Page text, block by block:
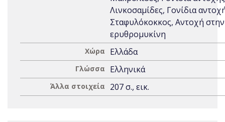
Λινκοσαμίδες, Γονίδια
Σταφυλόκοκκος, Αντοχή στην
ερυθρομυκίνη
Χώρα Ελλάδα
Γλώσσα Ελληνικά
Άλλα στοιχεία 207 σ., εικ.